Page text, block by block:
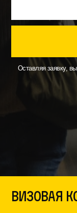
Оставляя заявку,
Визовая